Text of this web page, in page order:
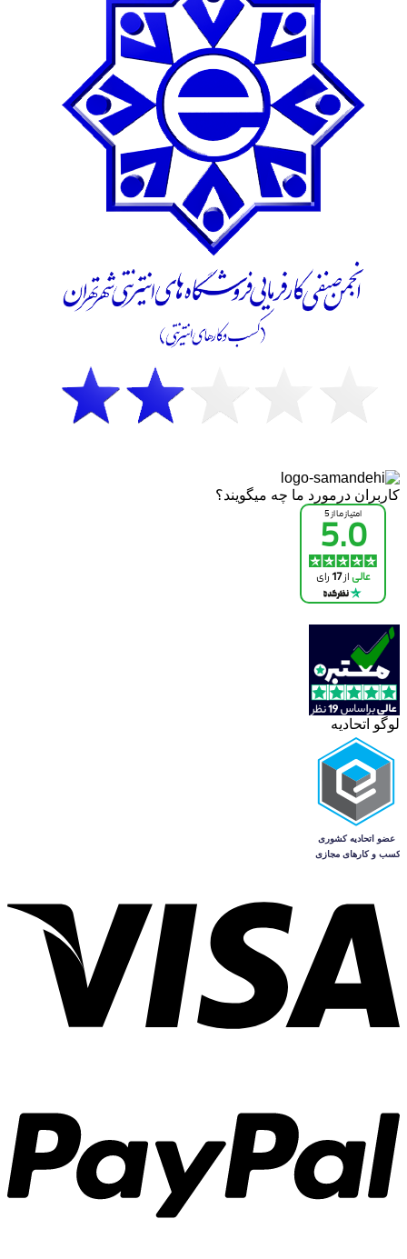
کاربران درمورد ما چه میگویند؟
لوگو اتحادیه